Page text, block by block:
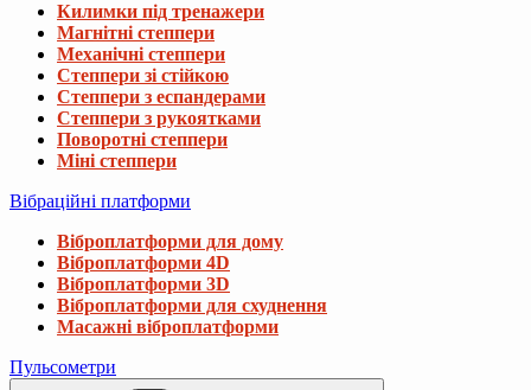
Килимки під тренажери
Магнітні степпери
Механічні степпери
Степпери зі стійкою
Степпери з еспандерами
Степпери з рукоятками
Поворотні степпери
Міні степпери
Вібраційні платформи
Віброплатформи для дому
Віброплатформи 4D
Віброплатформи 3D
Віброплатформи для схуднення
Масажні віброплатформи
Пульсометри